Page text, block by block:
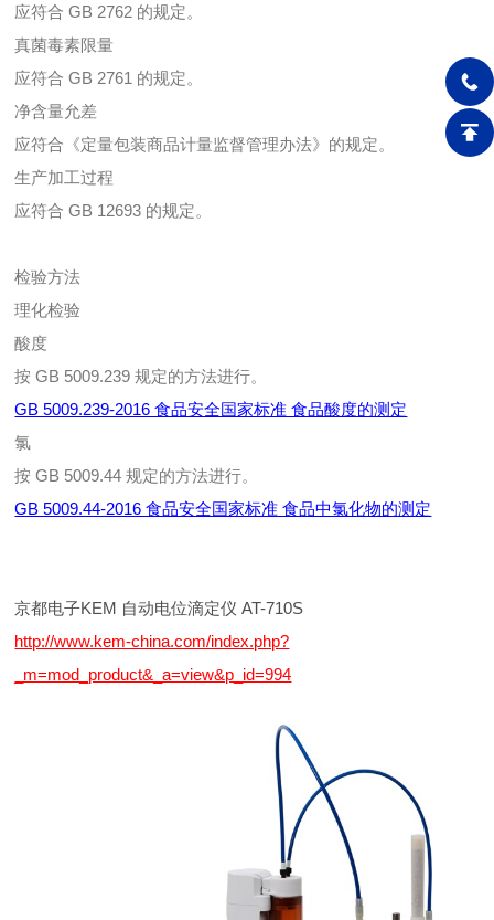
应符合 GB 2762 的规定。
真菌毒素限量
应符合 GB 2761 的规定。
净含量允差
应符合《定量包装商品计量监督管理办法》的规定。
生产加工过程
应符合 GB 12693 的规定。
检验方法
理化检验
酸度
按 GB 5009.239 规定的方法进行。
GB 5009.239-2016 食品安全国家标准 食品酸度的测定
氯
按 GB 5009.44 规定的方法进行。
GB 5009.44-2016 食品安全国家标准 食品中氯化物的测定
京都电子KEM 自动电位滴定仪 AT-710S
http://www.kem-china.com/index.php?
_m=mod_product&_a=view&p_id=994